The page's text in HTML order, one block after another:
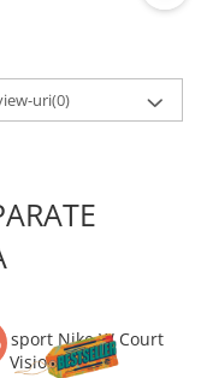
uri(0)
sport Nike W Court
Vision Lo Be